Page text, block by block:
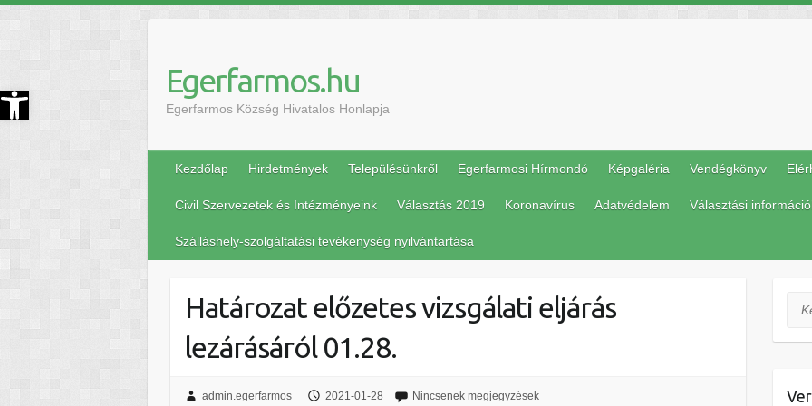
Eszköztár megnyitása Egerfarmos.hu
Egerfarmos Község Hivatalos Honlapja
Kezdőlap Hirdetmények Településünkről Egerfarmosi Hírmondó Képgaléria Vendégkönyv
Civil Szervezetek és Intézményeink Választás 2019 Koronavírus Adatvédelem Választási
Szálláshely-szolgáltatási tevékenység nyilvántartása
Határozat előzetes vizsgálati eljárás
lezárásáról 01.28.
admin.egerfarmos 2021-01-28 Nincsenek megjegyzések